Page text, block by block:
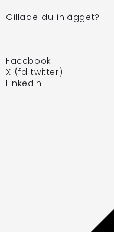
Gillade du inlägget?
Facebook
X (fd twitter)
LinkedIn